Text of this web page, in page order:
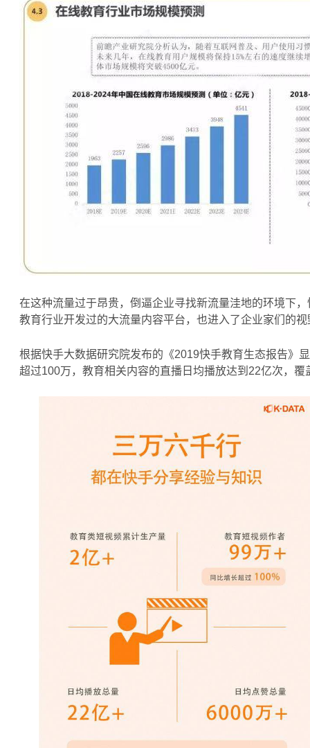
在这种流量过于昂贵，倒逼企业寻找新流量洼地的环境下
教育行业开发过的大流量内容平台，也进入了企业家们的视
根据快手大数据研究院发布的《2019快手教育生态报告》
超过100万，教育相关内容的直播日均播放达到22亿次，